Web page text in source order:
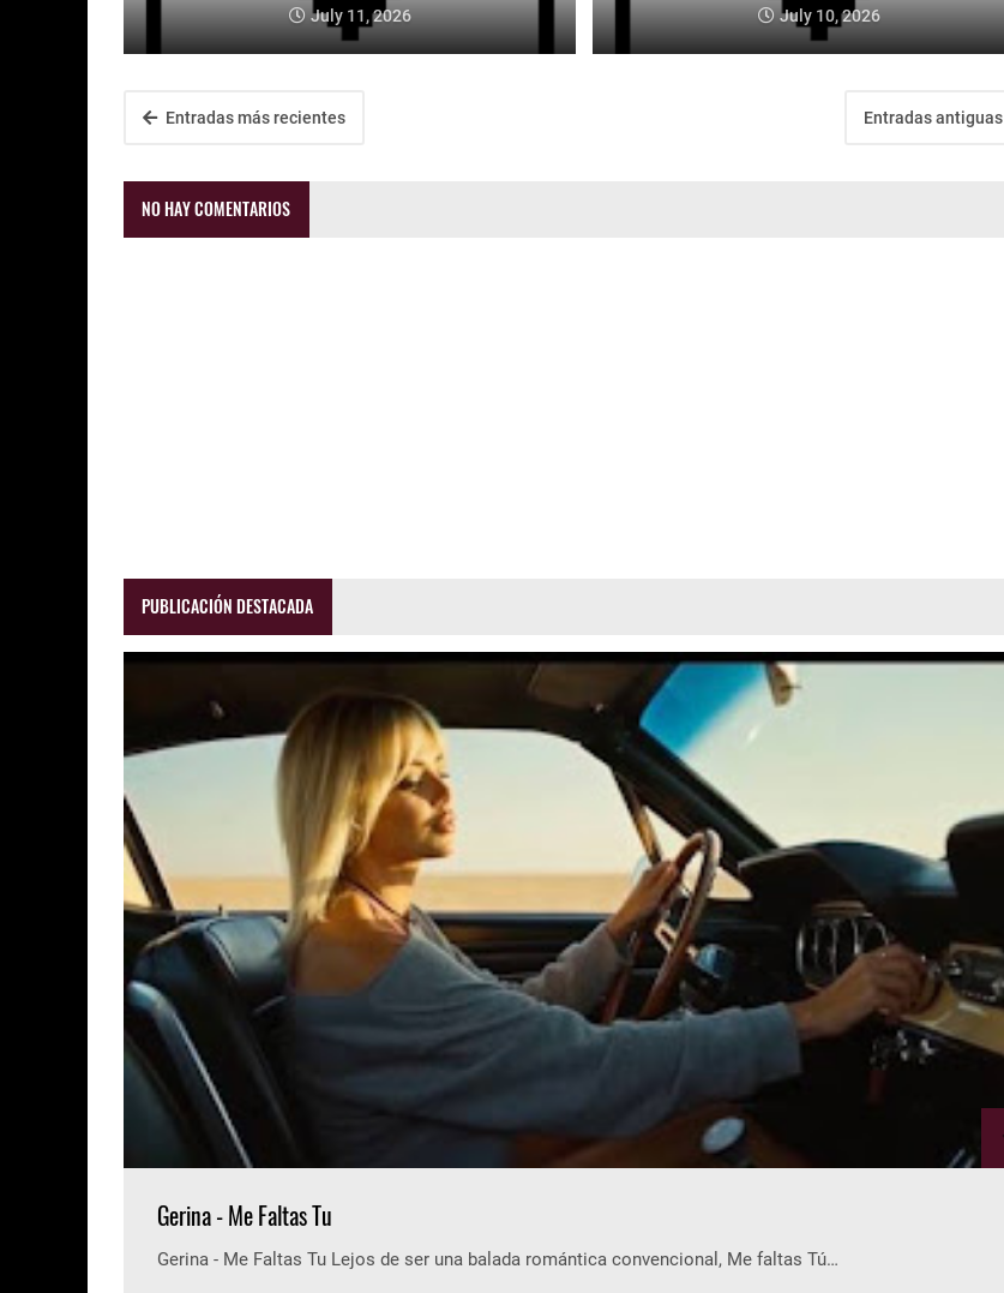
July 11, 2026 July 10, 2026
Entradas más recientes Entradas antiguas
NO HAY COMENTARIOS
PUBLICACIÓN DESTACADA
Gerina - Me Faltas Tu
Gerina - Me Faltas Tu Lejos de ser una balada romántica convencional, Me faltas Tú…